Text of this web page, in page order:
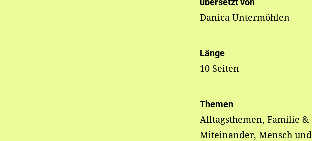
übersetzt von
Danica Untermöhlen
Länge
10 Seiten
Themen
Alltagsthemen, Familie &
Miteinander, Mensch und